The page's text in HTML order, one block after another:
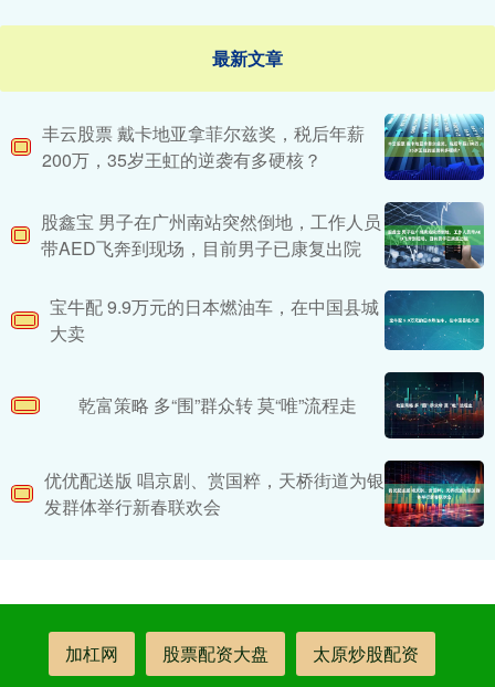
最新文章
丰云股票 戴卡地亚拿菲尔兹奖，税后年薪
200万，35岁王虹的逆袭有多硬核？
股鑫宝 男子在广州南站突然倒地，工作人员
带AED飞奔到现场，目前男子已康复出院
宝牛配 9.9万元的日本燃油车，在中国县城
大卖
乾富策略 多“围”群众转 莫“唯”流程走
优优配送版 唱京剧、赏国粹，天桥街道为银
发群体举行新春联欢会
加杠网 股票配资大盘 太原炒股配资